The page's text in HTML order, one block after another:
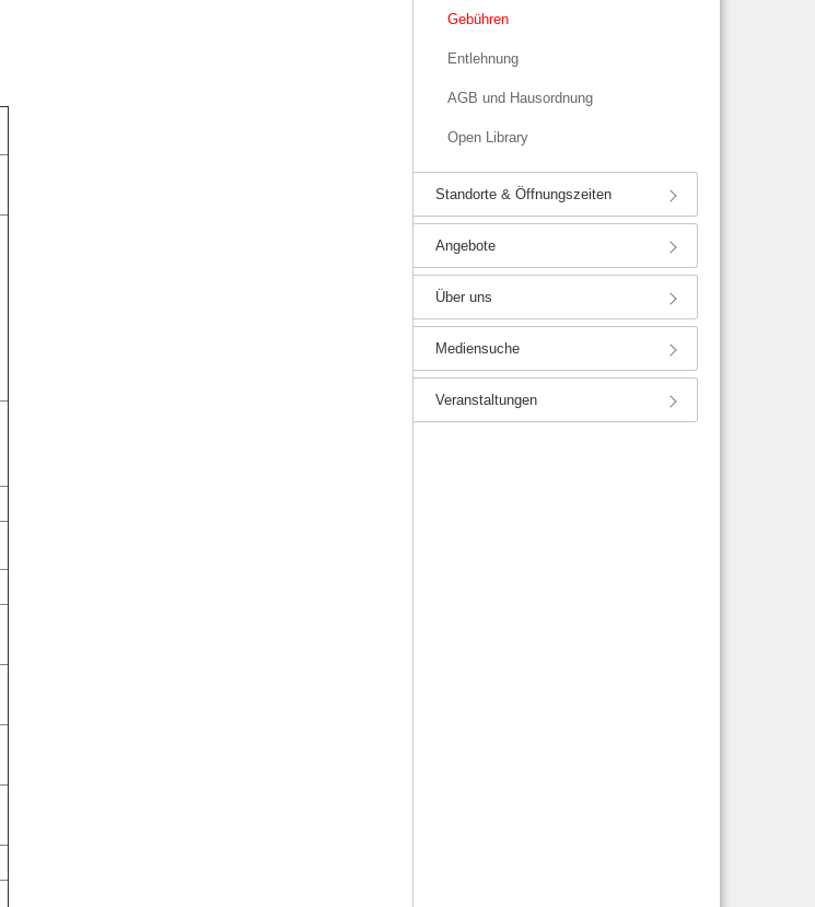
Gebühren
Entlehnung
AGB und Hausordnung
Open Library
Standorte & Öffnungszeiten
Angebote
Über uns
Mediensuche
Veranstaltungen